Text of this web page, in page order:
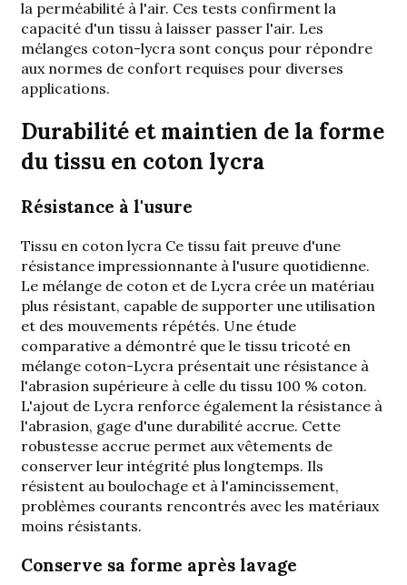
la perméabilité à l'air. Ces tests confirment la
capacité d'un tissu à laisser passer l'air. Les
mélanges coton-lycra sont conçus pour répondre
aux normes de confort requises pour diverses
applications.
Durabilité et maintien de la forme
du tissu en coton lycra
Résistance à l'usure
Tissu en coton lycra Ce tissu fait preuve d'une
résistance impressionnante à l'usure quotidienne.
Le mélange de coton et de Lycra crée un matériau
plus résistant, capable de supporter une utilisation
et des mouvements répétés. Une étude
comparative a démontré que le tissu tricoté en
mélange coton-Lycra présentait une résistance à
l'abrasion supérieure à celle du tissu 100 % coton.
L'ajout de Lycra renforce également la résistance à
l'abrasion, gage d'une durabilité accrue. Cette
robustesse accrue permet aux vêtements de
conserver leur intégrité plus longtemps. Ils
résistent au boulochage et à l'amincissement,
problèmes courants rencontrés avec les matériaux
moins résistants.
Conserve sa forme après lavage